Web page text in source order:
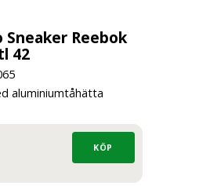
Reebok
42
aluminiumtåhätta